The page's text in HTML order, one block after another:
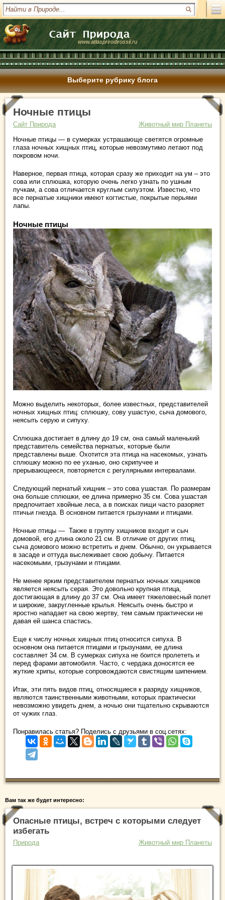
www.atlasprirodirossii.ru
Выберите рубрику блога
Ночные птицы
Сайт Природа
Животный мир Планеты
Ночные птицы — в сумерках устрашающе светятся огромные
глаза ночных хищных птиц, которые невозмутимо летают под
покровом ночи.
Наверное, первая птица, которая сразу же приходит на ум – это
сова или сплюшка, которую очень легко узнать по ушным
пучкам, а сова отличается круглым силуэтом. Известно, что
все пернатые хищники имеют когтистые, покрытые перьями
лапы.
Ночные птицы
Можно выделить некоторых, более известных, представителей
ночных хищных птиц: сплюшку, сову ушастую, сыча домового,
неясыть серую и сипуху.
Сплюшка достигает в длину до 19 см, она самый маленький
представитель семейства пернатых, которые были
представлены выше. Охотится эта птица на насекомых, узнать
сплюшку можно по ее уханью, оно скрипучее и
прерывающееся, повторяется с регулярными интервалами.
Следующий пернатый хищник – это сова ушастая. По размерам
она больше сплюшки, ее длина примерно 35 см. Сова ушастая
предпочитает хвойные леса, а в поисках пищи часто разоряет
птичьи гнезда. В основном питается грызунами и птицами.
Ночные птицы — Также в группу хищников входит и сыч
домовой, его длина около 21 см. В отличие от других птиц,
сыча домового можно встретить и днем. Обычно, он укрывается
в засаде и оттуда выслеживает свою добычу. Питается
насекомыми, грызунами и птицами.
Не менее ярким представителем пернатых ночных хищников
является неясыть серая. Это довольно крупная птица,
достигающая в длину до 37 см. Она имеет тяжеловесный полет
и широкие, закругленные крылья. Неясыть очень быстро и
яростно нападает на свою жертву, тем самым практически не
давая ей шанса спастись.
Еще к числу ночных хищных птиц относится сипуха. В
основном она питается птицами и грызунами, ее длина
составляет 34 см. В сумерках сипуха не боится пролететь и
перед фарами автомобиля. Часто, с чердака доносятся ее
жуткие хрипы, которые сопровождаются свистящим шипением.
Итак, эти пять видов птиц, относящиеся к разряду хищников,
являются таинственными животными, которых практически
невозможно увидеть днем, а ночью они тщательно скрываются
от чужих глаз.
Понравилась статья? Поделись с друзьями в соц.сетях:
Вам так же будет интересно:
Опасные птицы, встреч с которыми следует
избегать
Природа Животный мир Планеты